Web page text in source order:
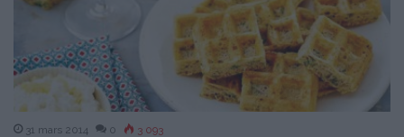
31 mars 2014 0 3 093